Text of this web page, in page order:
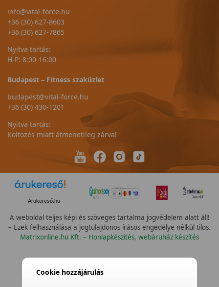
info@vital-force.hu
+36 (30) 627-8603
+36 (30) 627-7865
Nyitva tartás:
H-P: 8:00-16:00
Budapest – Fitness szaküzlet
budapest@vital-force.hu
+36 (30) 430-1201
Nyitva tartás:
Költözés miatt átmenetileg zárva!
Árukereső.hu
A weboldal teljes képi és szöveges tartalma jogvédelem alatt áll!
– Ezek felhasználása a jogtulajdonos írásos engedélye nélkül tilos.
Matrixonline.hu Kft. – Honlapkészítés, webáruház készítés
Cookie hozzájárulás